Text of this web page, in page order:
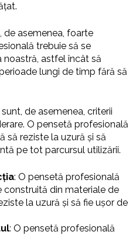
de asemenea, foarte
trebuie să se
astfel încât să
lungi de timp fără să
de asemenea, criterii
O pensetă profesională
să reziste la uzură și să
pe tot parcursul utilizării.
: O pensetă profesională
construită din materiale de
la uzură și să fie ușor de
: O pensetă profesională